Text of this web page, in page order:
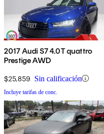
2017 Audi S7 4.0T quattro
Prestige AWD
$25,859 Sin calificación
Incluye tarifas de conc.